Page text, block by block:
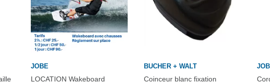
JOBE
LOCATION Wakeboard
BUCHER + WALT
Coinceur blanc fixation